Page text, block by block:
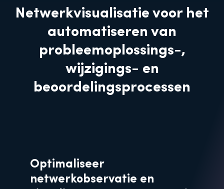
Netwerkvisualisatie voor het
automatiseren van
probleemoplossings-,
wijzigings- en
beoordelingsprocessen
Optimaliseer
netwerkobservatie en